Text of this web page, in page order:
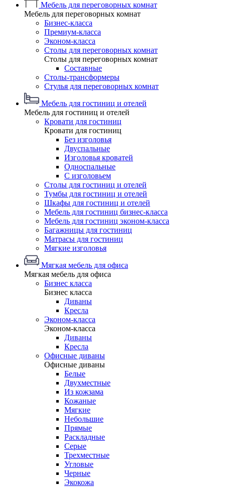
Мебель для переговорных комнат
Мебель для переговорных комнат
Бизнес-класса
Премиум-класса
Эконом-класса
Столы для переговорных комнат
Столы для переговорных комнат
Составные
Столы-трансформеры
Стулья для переговорных комнат
Мебель для гостиниц и отелей
Мебель для гостиниц и отелей
Кровати для гостиниц
Кровати для гостиниц
Без изголовья
Двуспальные
Изголовья кроватей
Односпальные
С изголовьем
Столы для гостиниц и отелей
Тумбы для гостиниц и отелей
Шкафы для гостиниц и отелей
Мебель для гостиниц бизнес-класса
Мебель для гостиниц эконом-класса
Багажницы для гостиниц
Матрасы для гостиниц
Мягкие изголовья
Мягкая мебель для офиса
Мягкая мебель для офиса
Бизнес класса
Бизнес класса
Диваны
Кресла
Эконом-класса
Эконом-класса
Диваны
Кресла
Офисные диваны
Офисные диваны
Белые
Двухместные
Из кожзама
Кожаные
Мягкие
Небольшие
Прямые
Раскладные
Серые
Трехместные
Угловые
Черные
Экокожа